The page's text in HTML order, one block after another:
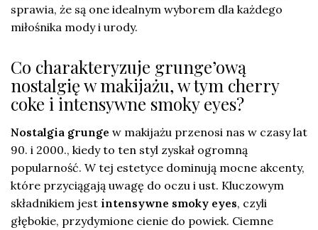
sprawia, że są one idealnym wyborem dla każdego
miłośnika mody i urody.
Co charakteryzuje grunge’ową
nostalgię w makijażu, w tym cherry
coke i intensywne smoky eyes?
Nostalgia grunge w makijażu przenosi nas w czasy lat
90. i 2000., kiedy to ten styl zyskał ogromną
popularność. W tej estetyce dominują mocne akcenty,
które przyciągają uwagę do oczu i ust. Kluczowym
składnikiem jest intensywne smoky eyes, czyli
głębokie, przydymione cienie do powiek. Ciemne